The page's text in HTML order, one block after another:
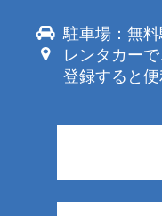
駐車場：無
レンタカー
登録すると便